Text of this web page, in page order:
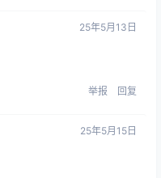
25年5月13日
举报 回复
25年5月15日